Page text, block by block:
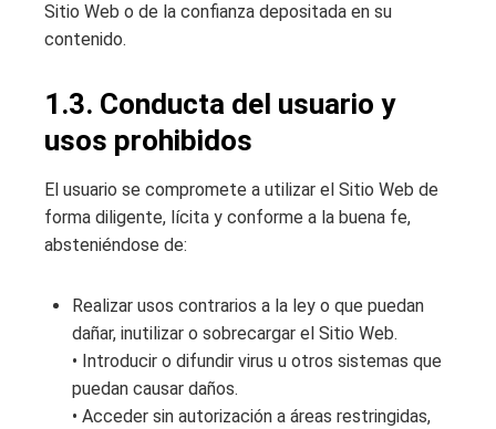
Sitio Web o de la confianza depositada en su
contenido.
1.3. Conducta del usuario y
usos prohibidos
El usuario se compromete a utilizar el Sitio Web de
forma diligente, lícita y conforme a la buena fe,
absteniéndose de:
Realizar usos contrarios a la ley o que puedan
dañar, inutilizar o sobrecargar el Sitio Web.
• Introducir o difundir virus u otros sistemas que
puedan causar daños.
• Acceder sin autorización a áreas restringidas,